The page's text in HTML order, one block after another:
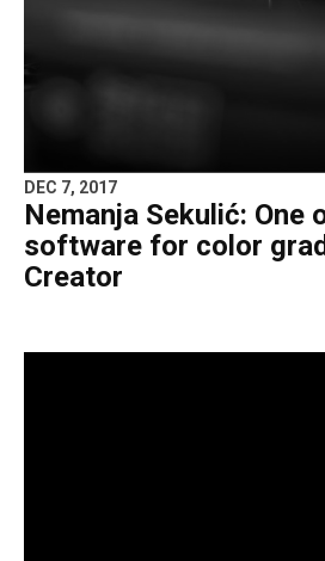
DEC 7, 2017
Nemanja Sekulić: One
software for color
Creator